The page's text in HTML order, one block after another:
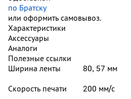
по Братску
или оформить самовывоз.
Характеристики
Аксессуары
Аналоги
Полезные ссылки
Ширина ленты
80, 57 мм
Скорость печати
200 мм/с